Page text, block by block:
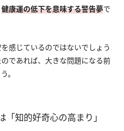
健康運の低下を意味する警告夢で
感じているのではないでしょう
であれば、大きな問題になる前
。
「知的好奇心の高まり」